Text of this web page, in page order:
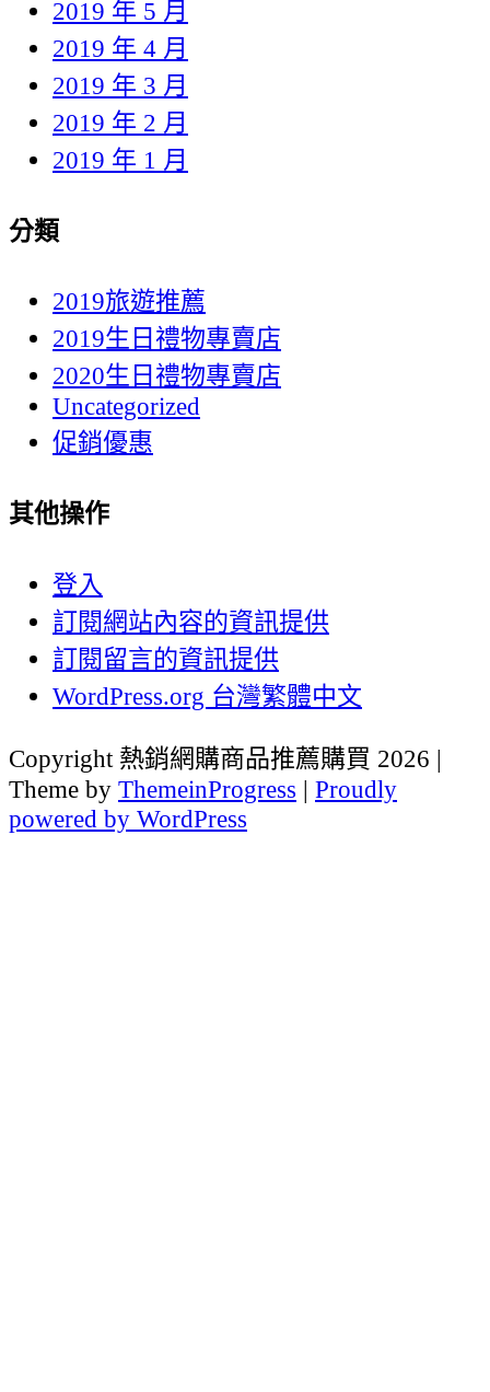
2019 年 5 月
2019 年 4 月
2019 年 3 月
2019 年 2 月
2019 年 1 月
分類
2019旅遊推薦
2019生日禮物專賣店
2020生日禮物專賣店
Uncategorized
促銷優惠
其他操作
登入
訂閱網站內容的資訊提供
訂閱留言的資訊提供
WordPress.org 台灣繁體中文
Copyright 熱銷網購商品推薦購買 2026 |
Theme by ThemeinProgress | Proudly
powered by WordPress